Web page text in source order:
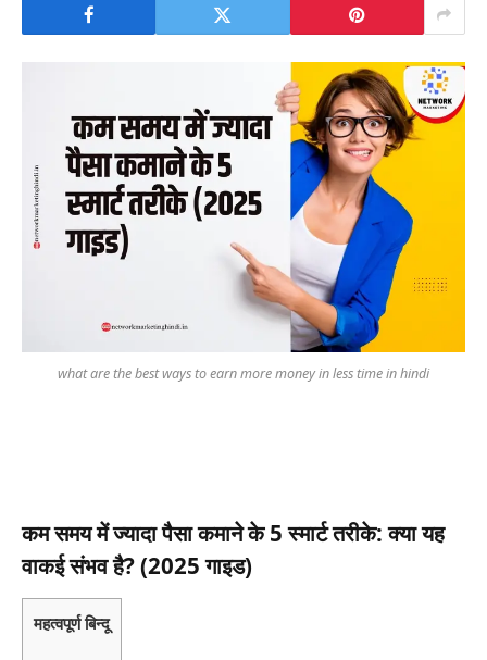
what are the best ways to earn more money in less time in hindi
कम समय में ज्यादा पैसा कमाने के 5 स्मार्ट तरीके: क्या यह
वाकई संभव है? (2025 गाइड)
महत्वपूर्ण बिन्दू